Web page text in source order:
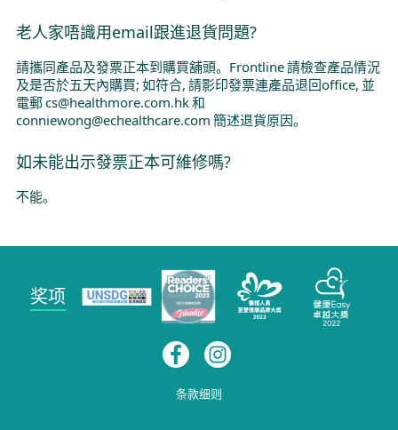
老人家唔識用email跟進退貨問題?
請攜同產品及發票正本到購買舖頭。Frontline 請檢查產品情況
及是否於五天內購買; 如符合, 請影印發票連產品退回office, 並
電郵 cs@healthmore.com.hk 和
conniewong@echealthcare.com 簡述退貨原因。
如未能出示發票正本可維修嗎?
不能。
奖项
条款细则